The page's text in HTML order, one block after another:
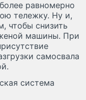
равномерно
тележку. Ну и,
чтобы снизить
машины. При
самосвала
система